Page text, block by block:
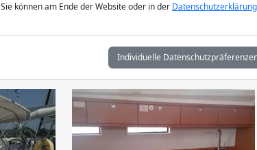
Sie können am Ende der Website oder in der Datenschutzerklärung
Individuelle